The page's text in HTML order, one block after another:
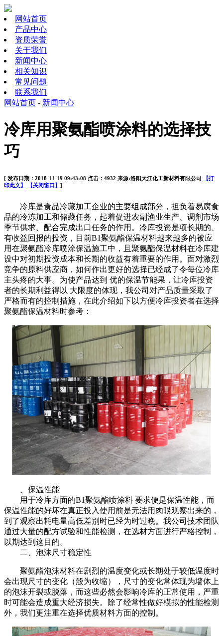
网站首页
产品中心
资质荣誉
关于我们
新闻中心
相关知识
常见问题
联系我们
网站首页 - 新闻中心
冷库用聚氨酯喷涂料的选择技
巧
[ 发布日期：2018-11-19 09:43:08 点击：4932 来源:洛阳天江化工新材料有限公司
【打
印此文】
【关闭窗口】 ]
冷库是食品冷藏加工企业的主要组成部分，担负着易腐食
品的冷冻加工和储藏任务，起着促进农副渔业生产、调剂市场
季节供求、配合完成出口任务的作用。冷库投资是项长期的、
有收益回报的投资，目前B1聚氨酯保温材料越来越多的被应
用在聚氨酯冷库喷涂保温施工中，且聚氨酯保温材料在冷库建
设中对初期投资成本和长期的收益有着重要的作用。面对激烈
竞争的原料供应商，如何作出更好的选择已经成了令每位冷库
主头疼的大事。为使产品达到 优的保温节能果，让冷库投资
者的长期利益得以 大限度的体现，我公司对产品质量采取了
严格而有的控制措施，在此介绍如下以方便冷库投资者在选择
聚氨酯保温材料时参考：
、保温性能
用于冷库方面的B1聚氨酯喷涂料 要求便是保温性能，而
保温性能的好坏在真正投入使用前是无法用肉眼观察出来的，
到了观察出耗电量高低差别时已经为时过晚。我公司技术团队
通过大量的配方试验和性能检测，在选材方面进行严格控制，
以期达到这目的。
二、泡沫尺寸稳定性
聚氨酯泡沫材料在剧烈的温度变化或长期处于较低温度时
会出现尺寸的变化（般为收缩），尺寸的变化常体现为墙体上
的泡沫开裂或脱落，而这些必然会影响冷库的正常使用，严重
时可能会造成重大经济损失。除了经常性做好模拟的性能检测
外，我们更注重在选择优质材料方面的控制。